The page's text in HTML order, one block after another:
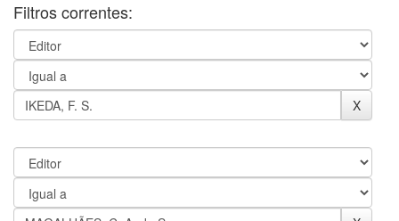
Filtros correntes: